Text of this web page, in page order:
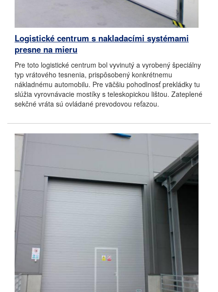
Logistické centrum s nakladacími systémami
presne na mieru
Pre toto logistické centrum bol vyvinutý a vyrobený špeciálny
typ vrátového tesnenia, prispôsobený konkrétnemu
nákladnému automobilu. Pre väčšiu pohodlnosť prekládky tu
slúžia vyrovnávacie mostíky s teleskopickou lištou. Zateplené
sekčné vráta sú ovládané prevodovou reťazou.